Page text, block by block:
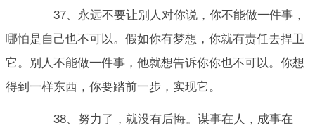
37、永远不要让别人对你说，你不能做一件事，
哪怕是自己也不可以。假如你有梦想，你就有责任去捍卫
它。别人不能做一件事，他就想告诉你你也不可以。你想
得到一样东西，你要踏前一步，实现它。
38、努力了，就没有后悔。谋事在人，成事在